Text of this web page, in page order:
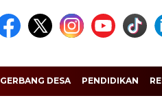
GERBANG DESA PENDIDIKAN